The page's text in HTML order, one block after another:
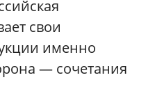
свои
именно
— сочетания